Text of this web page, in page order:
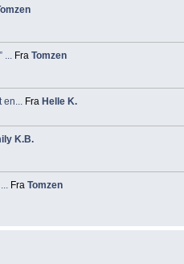
... Fra Tomzen
en... Fra Helle K.
K.B.
Fra Tomzen